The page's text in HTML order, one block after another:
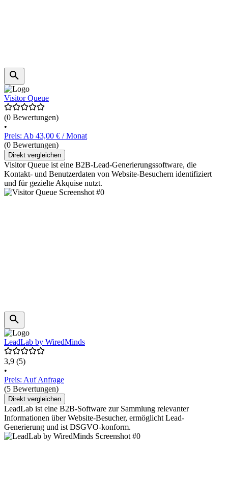
Visitor Queue
(0 Bewertungen)
•
Preis: Ab 43,00 € / Monat
(0 Bewertungen)
Direkt vergleichen
Visitor Queue ist eine B2B-Lead-Generierungssoftware, die
Kontakt- und Benutzerdaten von Website-Besuchern identifiziert
und für gezielte Akquise nutzt.
LeadLab by WiredMinds
3,9 (5)
•
Preis: Auf Anfrage
(5 Bewertungen)
Direkt vergleichen
LeadLab ist eine B2B-Software zur Sammlung relevanter
Informationen über Website-Besucher, ermöglicht Lead-
Generierung und ist DSGVO-konform.